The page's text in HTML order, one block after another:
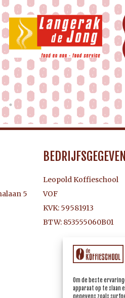
Om de beste
apparaat op te slaan
gegevens zoals
5
Leopold Koffieschool
VOF
KVK: 59581913
BTW: 853555060B01